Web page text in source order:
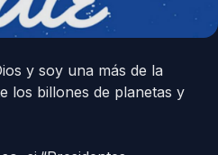
y soy una más de la
los billones de planetas y